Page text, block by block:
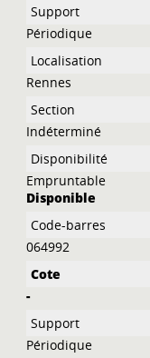
Périodique
Rennes
Indéterminé
Empruntable
Disponible
064992
-
Périodique